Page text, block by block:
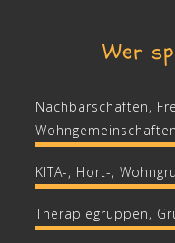
Wer
Nachbarschaften,
Wohngemeinschaften
KITA-, Hort-,
Therapiegruppen,